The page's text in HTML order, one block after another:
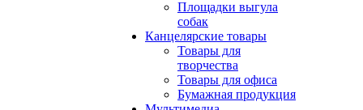
Площадки выгула
собак
Канцелярские товары
Товары для
творчества
Товары для офиса
Бумажная продукция